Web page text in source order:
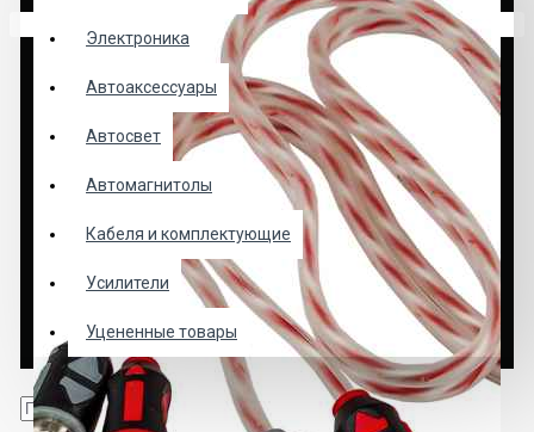
Электроника
Автоаксессуары
Автосвет
Автомагнитолы
Кабеля и комплектующие
Усилители
Уцененные товары